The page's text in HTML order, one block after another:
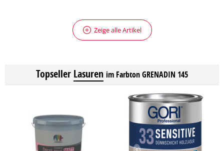
Zeige alle Artikel
Topseller Lasuren im Farbton GRENADIN 145